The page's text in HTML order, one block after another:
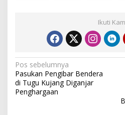
Ikuti
N
a
v
Pos sebelumnya
Pasukan Pengibar Bendera
di Tugu Kujang Diganjar
Penghargaan